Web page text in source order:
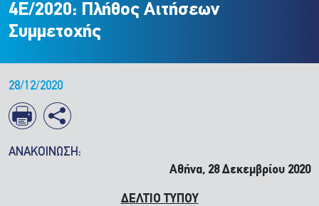
4Ε/2020: Πλήθος Αιτήσεων
Συμμετοχής
28/12/2020
ΑΝΑΚΟΙΝΩΣΗ:
Αθήνα, 28 Δεκεμβρίου 2020
ΔΕΛΤΙΟ ΤΥΠΟΥ